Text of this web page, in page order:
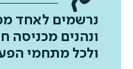
נרשמים לאחד
ונהנים מכניסה
ולכל מתחמי